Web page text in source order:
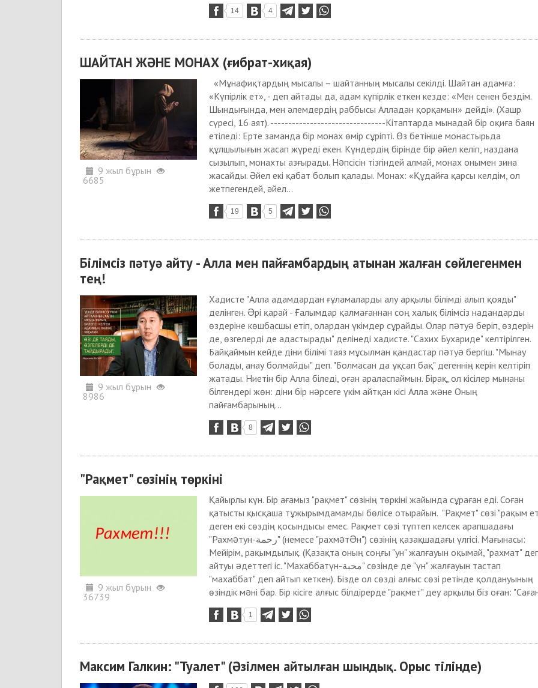
14 4
ШАЙТАН ЖӘНЕ МОНАХ (ғибрат-хиқая)
9 жыл бұрын
6685
«Мұнафиқтардың мысалы – шайтанның мысалы секілді. Шайтан адамға:
«Күпірлік ет», - деп айтады да, адам күпірлік еткен кезде: «Мен сенен бездім.
Шындығында, мен әлемдердің раббысы Алладан қорқамын» дейді». (Хашр
сүресі, 16 аят). --------------------------------Кітаптарда мынадай бір оқиға баян
етіледі: Ерте заманда бір монах өмір сұріпті. Өз бетінше монастырьда
құлшылығын жасап жүреді екен. Күндердің бірінде бір әйел келіп, наздана
сызылып, монахты азғырады. Нəпсісін тізгіндей алмай, монах онымен зина
жасайды. Әйел екі қабат болып қалады. Монах: «Құдайға қарсы келдім, ол
жетпегендей, әйел...
19 5
Білімсіз пәтуә айту - Алла мен пайғамбардың атынан жалған сөйлегенмен
тең!
9 жыл бұрын
8986
Хадисте "Алла адамдардан ғұламаларды алу арқылы білімді алып қояды"
делінген. Əрі қарай - Ғалымдар қалмағаннан соң халық білімсіз надандарды
өздеріне көшбасшы етіп, олардан үкімдер сұрайды. Олар пəтуə беріп, өздерін
де, өзгелерді де адастырады" делінеді хадисте. "Сахих Бухариде" келтірілген.
Байқаймын кейде діни білімі таяз мұсылман қандастар пəтуə бергіш. "Мынау
болады, анау болмайды" деп. "Болмасан да ұқсап бақ" дегеннің керін келтіріп
жатады. Ниетін бір Алла біледі, оған араласпаймын. Бірақ, ол кісілер мынаны
білгендері жөн: діни бір нəрсеге үкім айтқан кісі Алла жəне Оның
пайғамбарының...
8
"Рақмет" сөзінің төркіні
9 жыл бұрын
36739
Қайырлы күн. Бір ағамыз "рақмет" сөзінің төркіні жайында сұраған еді. Соған
қатысты қысқаша тұжырымдамамды бөлісе отырайын. "Рақмет" сөзі "рақым
деген екі сөздің қосындысы емес. Рақмет сөзі түптеп келсек арапшадағы
"Рахмəтун-رحمة" (немесе "рахмəтƏн") сөзінің қазақшадағы үлгісі. Мағынасы:
Мейірім, рақымдылық. (Қазақта оның соңғы "ун" жалғауын оқымай, "рахмат"
айтуы əдеттегі іс. "Махаббатүн-محبة" сөзінде де "үн" жалғауын тастап
"махаббат" деп айтып кеткен). Бізде ол сөзді алғыс сөзі ретінде қолдануының
өзіндік мəні бар. Бір кісіге алғыс білдірерде "рақмет" деу арқылы біз оған:
1
Максим Галкин: "Туалет" (Әзілмен айтылған шындық. Орыс тілінде)